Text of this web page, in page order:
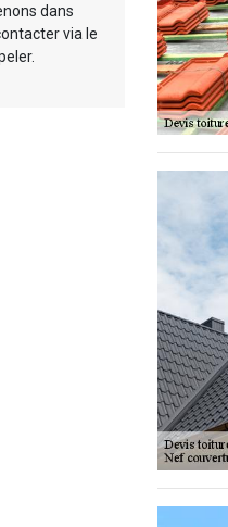
dans
via le